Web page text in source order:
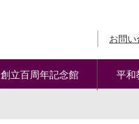
お問
創立百周年記念館 平和